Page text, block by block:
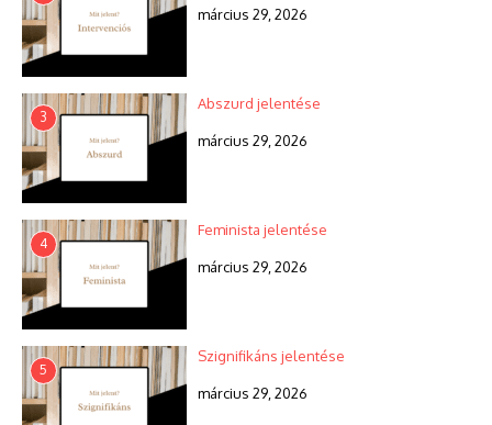
március 29, 2026
3
Abszurd jelentése
március 29, 2026
4
Feminista jelentése
március 29, 2026
5
Szignifikáns jelentése
március 29, 2026